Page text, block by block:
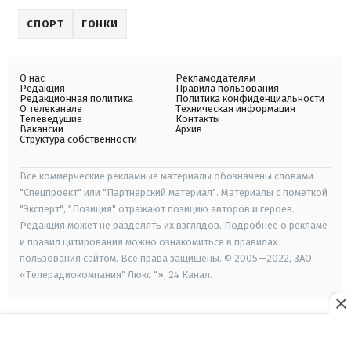
СПОРТ ГОНКИ
О нас
Редакция
Редакционная политика
О телеканале
Телеведущие
Вакансии
Структура собственности
Рекламодателям
Правила пользования
Политика конфиденциальности
Техническая информация
Контакты
Архив
Все коммерческие рекламные материалы обозначены словами
"Спецпроект" или "Партнерский материал". Материалы с пометкой
"Эксперт", "Позиция" отражают позицию авторов и героев.
Редакция может не разделять их взглядов. Подробнее о рекламе
и правил цитирования можно ознакомиться в правилах
пользования сайтом. Все права защищены. © 2005—2022, ЗАО
«Телерадиокомпания" Люкс "», 24 Канал.